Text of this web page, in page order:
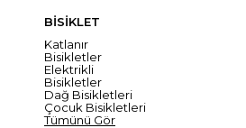
BİSİKLET
Katlanır
Bisikletler
Elektrikli
Bisikletler
Dağ Bisikletleri
Çocuk Bisikletleri
Tümünü Gör